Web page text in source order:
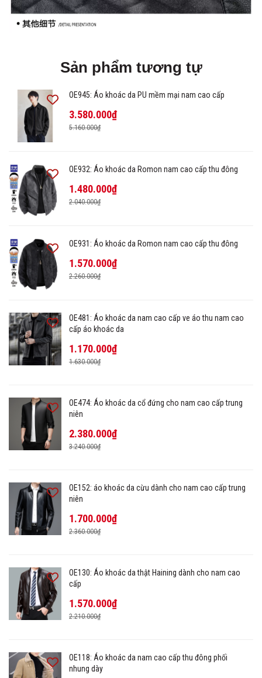
Sản phẩm tương tự
OE945: Áo khoác da PU mềm mại nam cao cấp
3.580.000₫
5.160.000₫
OE932: Áo khoác da Romon nam cao cấp thu đông
1.480.000₫
2.040.000₫
OE931: Áo khoác da Romon nam cao cấp thu đông
1.570.000₫
2.260.000₫
OE481: Áo khoác da nam cao cấp ve áo thu nam cao
cấp áo khoác da
1.170.000₫
1.630.000₫
OE474: Áo khoác da cổ đứng cho nam cao cấp trung
niên
2.380.000₫
3.240.000₫
OE152: áo khoác da cừu dành cho nam cao cấp trung
niên
1.700.000₫
2.360.000₫
OE130: Áo khoác da thật Haining dành cho nam cao
cấp
1.570.000₫
2.210.000₫
OE118: Áo khoác da nam cao cấp thu đông phối
nhung dày